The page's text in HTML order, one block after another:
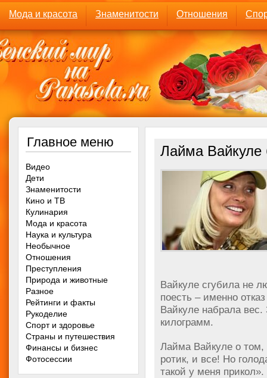
Мода и красота Знаменитости Отношения
Лайма Вайкуле
Вайкуле сгубила не
поесть – именно
Вайкуле набрала
килограмм.
Лайма Вайкуле о том,
ротик, и все! Но
такой у меня прикол».
Главное меню
Видео
Дети
Знаменитости
Кино и ТВ
Кулинария
Мода и красота
Наука и культура
Необычное
Отношения
Преступления
Природа и животные
Разное
Рейтинги и факты
Рукоделие
Спорт и здоровье
Страны и путешествия
Финансы и бизнес
Фотосессии